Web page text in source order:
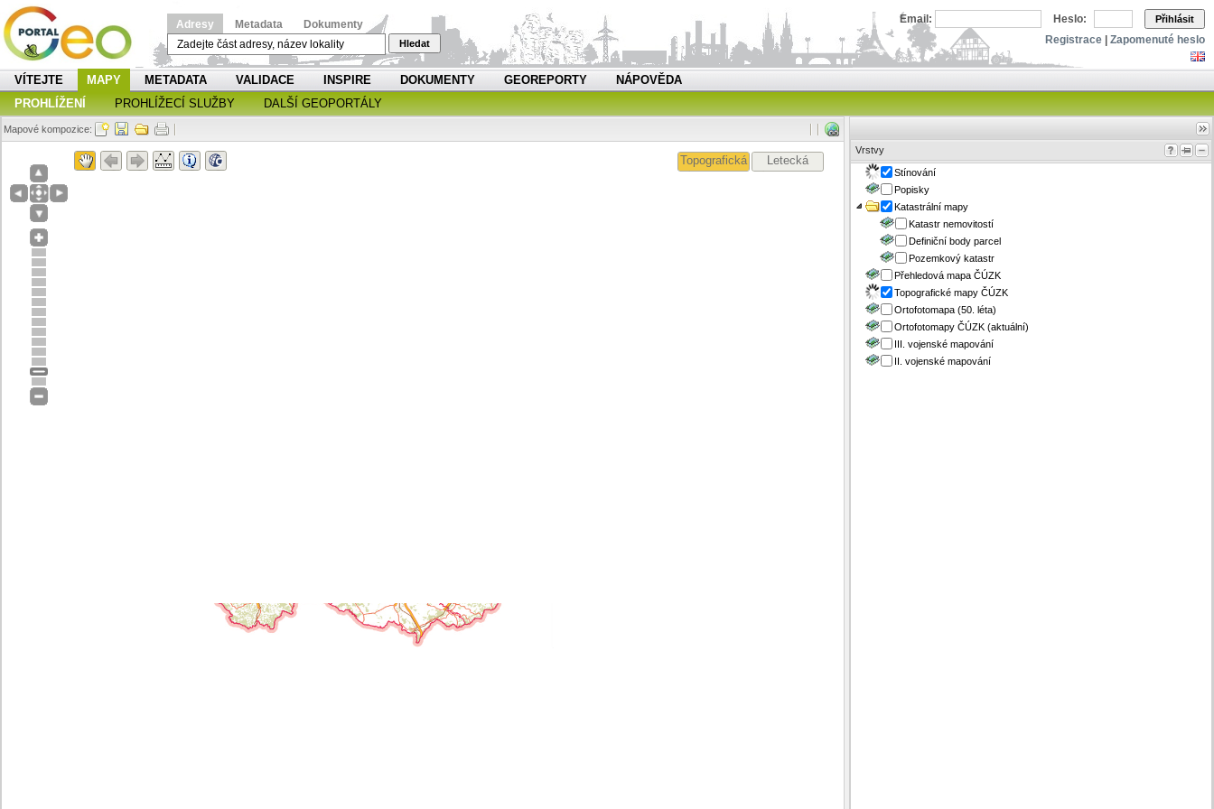
Adresy Metadata Dokumenty
Hledat
Email: Heslo: Přihlásit
Registrace Zapomenuté heslo
VÍTEJTE MAPY METADATA VALIDACE INSPIRE DOKUMENTY GEOREPORTY
NÁPOVĚDA
PROHLÍŽENÍ
PROHLÍŽECÍ SLUŽBY DALŠÍ GEOPORTÁLY
Mapové kompozice:
Topografická Letecká
Vrstvy
Stínování
Popisky
Katastrální mapy
Katastr nemovitostí
Definiční body parcel
Pozemkový katastr
Přehledová mapa ČÚZK
Topografické mapy ČÚZK
Ortofotomapa (50. léta)
Ortofotomapy ČÚZK (aktuální)
III. vojenské mapování
II. vojenské mapování